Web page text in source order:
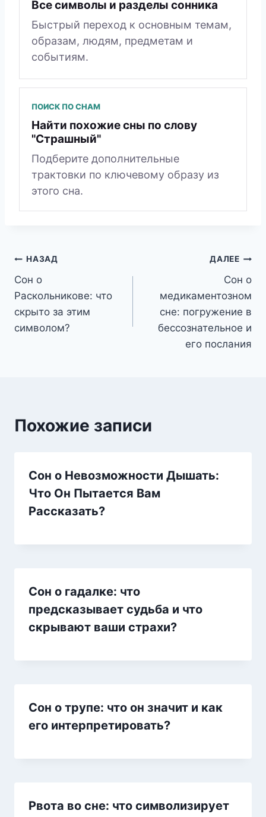
Все символы и разделы сонника
Быстрый переход к основным темам,
образам, людям, предметам и
событиям.
ПОИСК ПО СНАМ
Найти похожие сны по слову
"Страшный"
Подберите дополнительные
трактовки по ключевому образу из
этого сна.
Навигация
по
записям
НАЗАД
Сон о
Раскольникове: что
скрыто за этим
символом?
ДАЛЕЕ
Сон о
медикаментозном
сне: погружение в
бессознательное и
его послания
Похожие записи
Сон о Невозможности Дышать:
Что Он Пытается Вам
Рассказать?
Сон о гадалке: что
предсказывает судьба и что
скрывают ваши страхи?
Сон о трупе: что он значит и как
его интерпретировать?
Рвота во сне: что символизирует